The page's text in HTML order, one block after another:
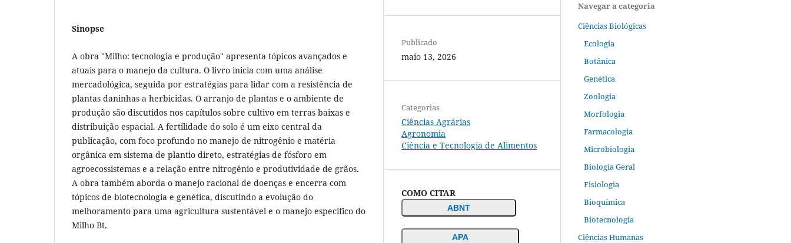
Sinopse
A obra "Milho: tecnologia e produção" apresenta tópicos avançados e
atuais para o manejo da cultura. O livro inicia com uma análise
mercadológica, seguida por estratégias para lidar com a resistência de
plantas daninhas a herbicidas. O arranjo de plantas e o ambiente de
produção são discutidos nos capítulos sobre cultivo em terras baixas e
distribuição espacial. A fertilidade do solo é um eixo central da
publicação, com foco profundo no manejo de nitrogênio e matéria
orgânica em sistema de plantio direto, estratégias de fósforo em
agroecossistemas e a relação entre nitrogênio e produtividade de grãos.
A obra também aborda o manejo racional de doenças e encerra com
tópicos de biotecnologia e genética, discutindo a evolução do
melhoramento para uma agricultura sustentável e o manejo específico do
Milho Bt.
Publicado
maio 13, 2026
Categorias
Ciências Agrárias
Agronomia
Ciência e Tecnologia de Alimentos
COMO CITAR
ABNT
APA
Navegar a categoria
Ciências Biológicas
Ecologia
Botânica
Genética
Zoologia
Morfologia
Farmacologia
Microbiologia
Biologia Geral
Fisiologia
Bioquímica
Biotecnologia
Ciências Humanas